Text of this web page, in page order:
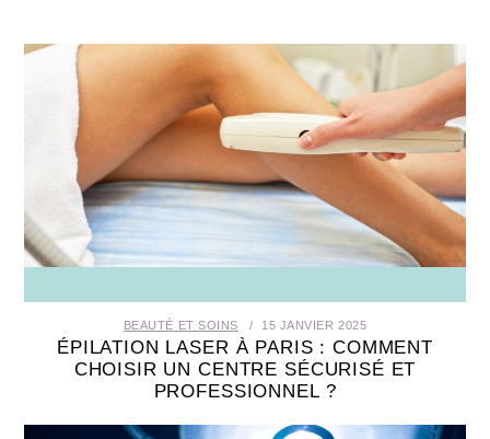
BEAUTÉ ET SOINS 15 JANVIER 2025
ÉPILATION LASER À PARIS : COMMENT
CHOISIR UN CENTRE SÉCURISÉ ET
PROFESSIONNEL ?